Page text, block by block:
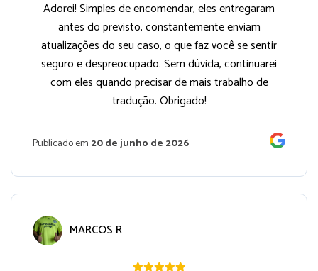
Adorei! Simples de encomendar, eles entregaram
antes do previsto, constantemente enviam
atualizações do seu caso, o que faz você se sentir
seguro e despreocupado. Sem dúvida, continuarei
com eles quando precisar de mais trabalho de
tradução. Obrigado!
Publicado em 20 de junho de 2026
MARCOS R